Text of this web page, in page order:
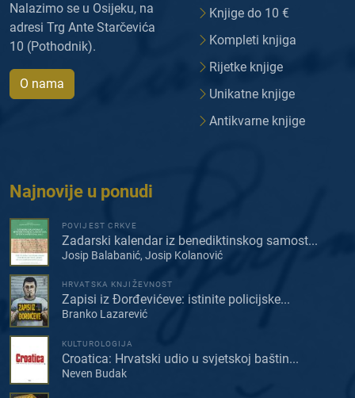
Nalazimo se u Osijeku, na
adresi Trg Ante Starčevića
10 (Pothodnik).
O nama
Knjige do 10 €
Kompleti knjiga
Rijetke knjige
Unikatne knjige
Antikvarne knjige
Najnovije u ponudi
POVIJEST CRKVE
Zadarski kalendar iz benediktinskog samost...
Josip Balabanić, Josip Kolanović
HRVATSKA KNJIŽEVNOST
Zapisi iz Đorđevićeve: istinite policijske...
Branko Lazarević
KULTUROLOGIJA
Croatica: Hrvatski udio u svjetskoj baštin...
Neven Budak